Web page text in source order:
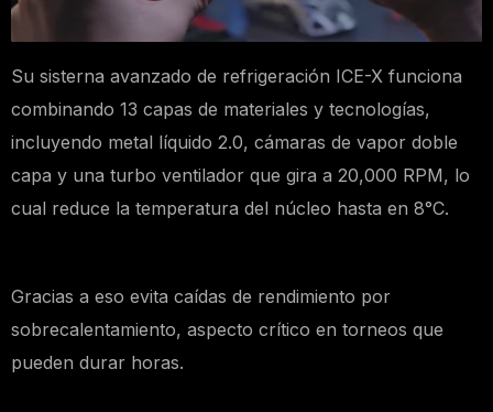
Su sisterna avanzado de refrigeración ICE-X funciona
combinando 13 capas de materiales y tecnologías,
incluyendo metal líquido 2.0, cámaras de vapor doble
capa y una turbo ventilador que gira a 20,000 RPM, lo
cual reduce la temperatura del núcleo hasta en 8°C.
Gracias a eso evita caídas de rendimiento por
sobrecalentamiento, aspecto crítico en torneos que
pueden durar horas.